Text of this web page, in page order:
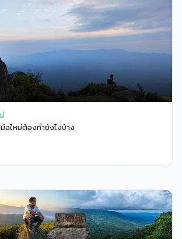
อใหม่ต้องทำยังไงบ้าง